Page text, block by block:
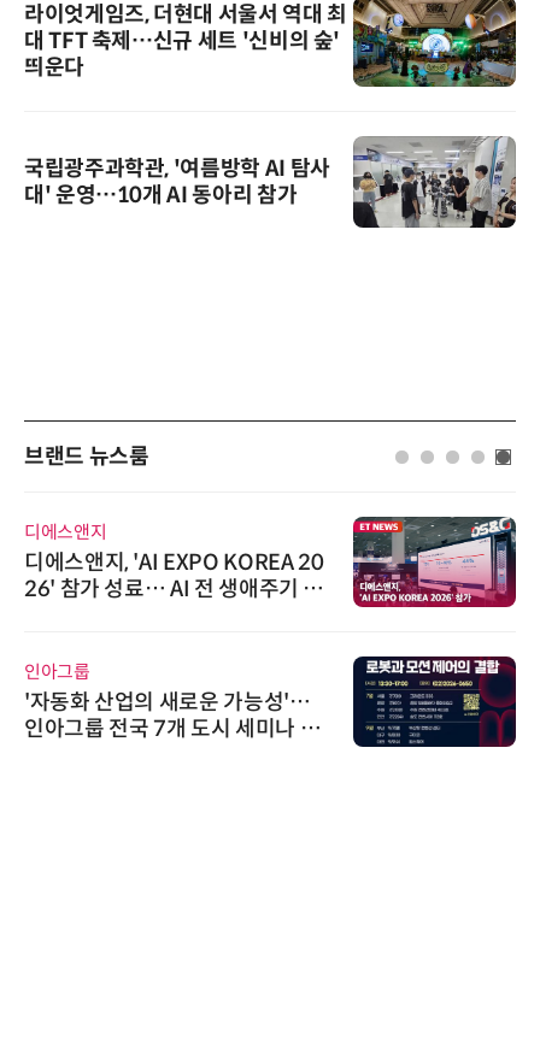
라이엇게임즈, 더현대 서울서 역대 최
대 TFT 축제…신규 세트 '신비의 숲'
띄운다
국립광주과학관, '여름방학 AI 탐사
대' 운영…10개 AI 동아리 참가
브랜드 뉴스룸
디에스앤지
디에스앤지, 'AI EXPO KOREA 20
26' 참가 성료… AI 전 생애주기 아
인아그룹
'자동화 산업의 새로운 가능성'…
인아그룹 전국 7개 도시 세미나 페